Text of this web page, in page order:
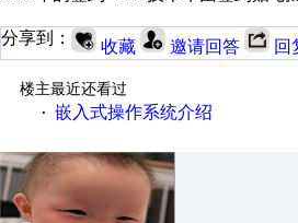
分享到： 收藏 邀请回答 回
楼主最近还看过
· 嵌入式操作系统介绍